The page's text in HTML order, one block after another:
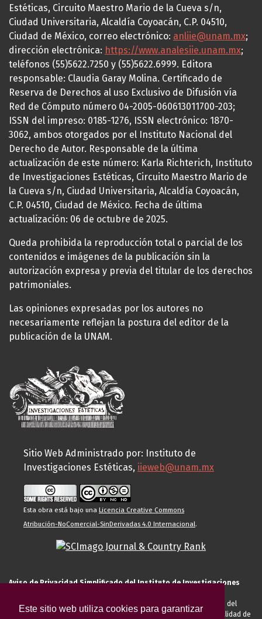
Este sitio web utiliza cookies para garantizar
Estéticas, Circuito Maestro Mario de la Cueva s/n,
Ciudad Universitaria, Alcaldía Coyoacán, C.P. 04510,
Ciudad de México, correo electrónico: anliie@unam.mx;
dirección electrónica: https://www.analesiie.unam.mx;
teléfonos (55)5622.7250 y (55)5622.6999. Editora
responsable: Claudia Garay Molina. Certificado de
Reserva de Derechos al uso Exclusivo de Difusión vía
Red de Cómputo número 04-2005-060613011700-203;
ISSN del impreso: 0185-1276, ISSN electrónico: 1870-
3062, ambos otorgados por el Instituto Nacional del
Derecho de Autor. Responsable de la última
actualización de este número: Karla Richterich, Instituto
de Investigaciones Estéticas, Circuito Maestro Mario de
la Cueva s/n, Ciudad Universitaria, Alcaldía Coyoacán,
C.P. 04510, Ciudad de México. Fecha de última
actualización: 06 de octubre de 2025.
Queda prohibida la reproducción total o parcial de los
contenidos e imágenes de la publicación sin la
autorización expresa y previa del titular de los derechos
patrimoniales.
Las opiniones expresadas por los autores no
necesariamente reflejan la postura del editor de la
publicación de la UNAM.
Sitio Web Administrado por: Instituto de
Investigaciones Estéticas, iieweb@unam.mx
Esta obra está bajo una Licencia Creative Commons
Atribución-NoComercial-SinDerivadas 4.0 Internacional.
Aviso de Privacidad Simplificado del Instituto de Investigaciones
El Instituto de Investigaciones Estéticas de la UNAM, es responsable del
tratamiento de sus datos personales para el registro de usted en calidad de